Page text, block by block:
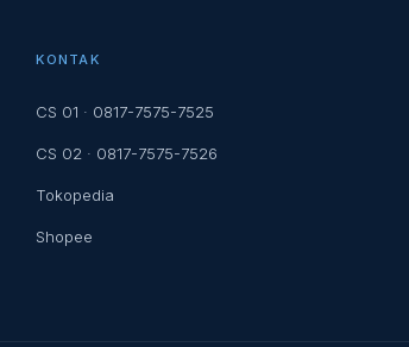
KONTAK
CS 01 · 0817-7575-7525
CS 02 · 0817-7575-7526
Tokopedia
Shopee